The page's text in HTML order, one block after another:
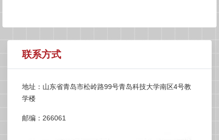
联系方式
地址：山东省青岛市松岭路99号青岛科技大学南区4号教
学楼
邮编：266061